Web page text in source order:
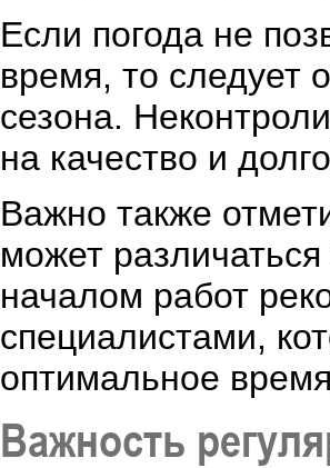
Если погода не
время, то следует
сезона.
на качество и
Важно также
может
началом работ
специалистами,
оптимальное
Важность